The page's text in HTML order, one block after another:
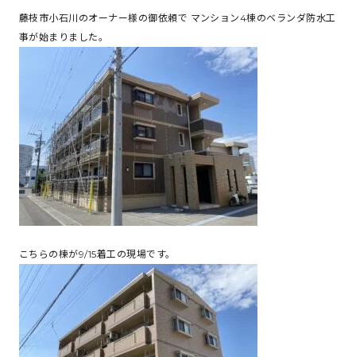
藤枝市小石川のオーナー様の御依頼で マンション4棟のベランダ防水工
事が始まりました。
こちらの棟が9/15着工の現場です。